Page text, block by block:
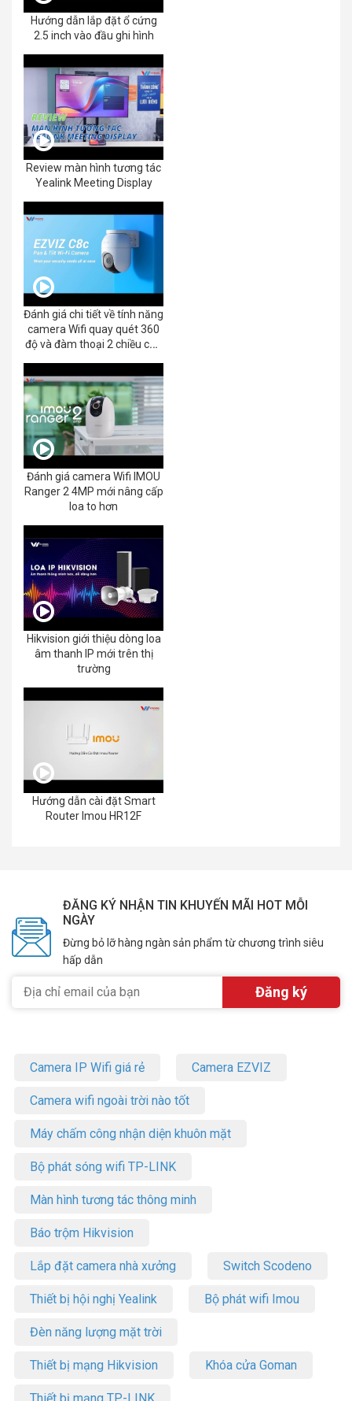
Hướng dẫn lắp đặt ổ cứng
2.5 inch vào đầu ghi hình
Review màn hình tương tác
Yealink Meeting Display
Đánh giá chi tiết về tính năng
camera Wifi quay quét 360
độ và đàm thoại 2 chiều của
Đánh giá camera Wifi IMOU
Ranger 2 4MP mới nâng cấp
loa to hơn
Hikvision giới thiệu dòng loa
âm thanh IP mới trên thị
trường
Hướng dẫn cài đặt Smart
Router Imou HR12F
ĐĂNG KÝ NHẬN TIN KHUYẾN MÃI HOT MỖI
NGÀY
Đừng bỏ lỡ hàng ngàn sản phẩm từ chương trình siêu
hấp dẫn
Camera IP Wifi giá rẻ Camera EZVIZ
Camera wifi ngoài trời nào tốt
Máy chấm công nhận diện khuôn mặt
Bộ phát sóng wifi TP-LINK
Màn hình tương tác thông minh
Báo trộm Hikvision
Lắp đặt camera nhà xưởng Switch Scodeno
Thiết bị hội nghị Yealink Bộ phát wifi Imou
Đèn năng lượng mặt trời
Thiết bị mạng Hikvision Khóa cửa Goman
Thiết bị mạng TP-LINK